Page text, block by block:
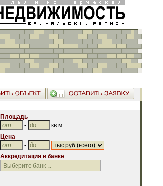
Площадь
-
кв.м
Цена
-
Аккредитация в банке
Аккредитация в банке